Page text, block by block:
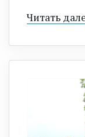
Читать